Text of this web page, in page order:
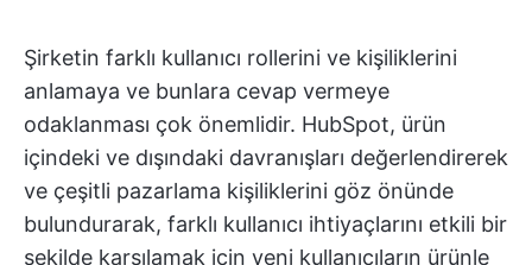
Şirketin farklı kullanıcı rollerini ve kişiliklerini
anlamaya ve bunlara cevap vermeye
odaklanması çok önemlidir. HubSpot, ürün
içindeki ve dışındaki davranışları değerlendirerek
ve çeşitli pazarlama kişiliklerini göz önünde
bulundurarak, farklı kullanıcı ihtiyaçlarını etkili bir
şekilde karşılamak için yeni kullanıcıların ürünle